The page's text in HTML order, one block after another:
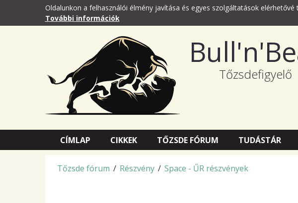
Oldalunkon a felhasználói élmény javítása és egyes szolgáltatások
További információk
Tőzsdefigyelő
CÍMLAP CIKKEK TŐZSDE FÓRUM TUDÁSTÁR
Tőzsde fórum / Részvény / Space - ŰR részvények